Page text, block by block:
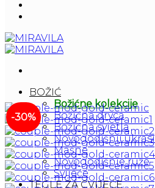
BOŽIĆ
Božićne kolekcije
Božićna drvca
Božićna svjetla
Novogodišnji ukrasi
Mašne
Novogodišnje ruže
Svijeće
TEGLE ZA CVIJEĆE
-30%